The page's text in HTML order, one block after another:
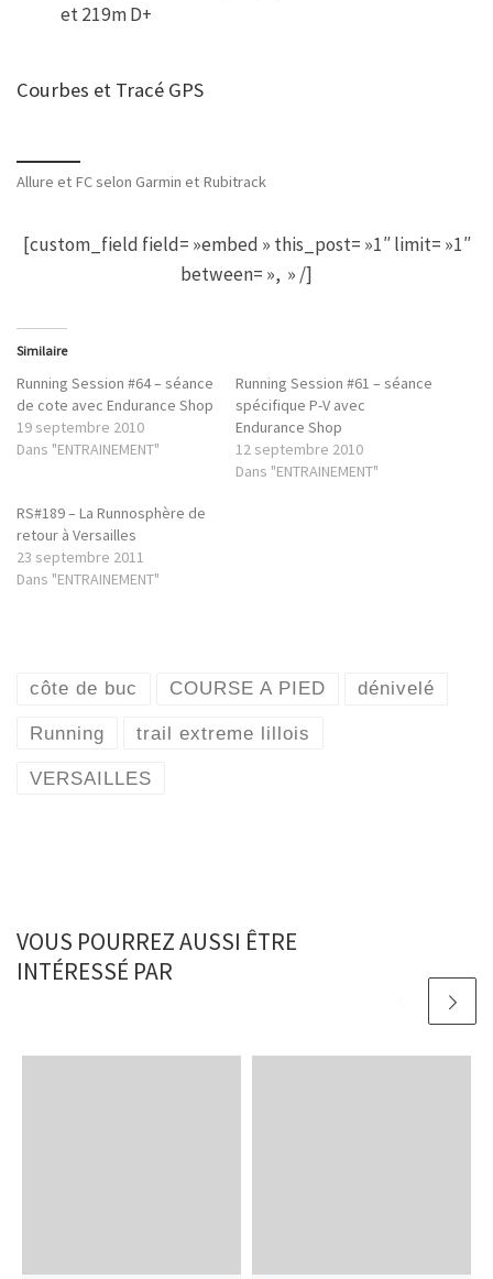
et 219m D+
Courbes et Tracé GPS
Allure et FC selon Garmin et Rubitrack
[custom_field field= »embed » this_post= »1″ limit= »1″
between= », » /]
Similaire
Running Session #64 – séance
de cote avec Endurance Shop
19 septembre 2010
Dans "ENTRAINEMENT"
Running Session #61 – séance
spécifique P-V avec
Endurance Shop
12 septembre 2010
Dans "ENTRAINEMENT"
RS#189 – La Runnosphère de
retour à Versailles
23 septembre 2011
Dans "ENTRAINEMENT"
côte de buc COURSE A PIED dénivelé
Running trail extreme lillois
VERSAILLES
VOUS POURREZ AUSSI ÊTRE
INTÉRESSÉ PAR